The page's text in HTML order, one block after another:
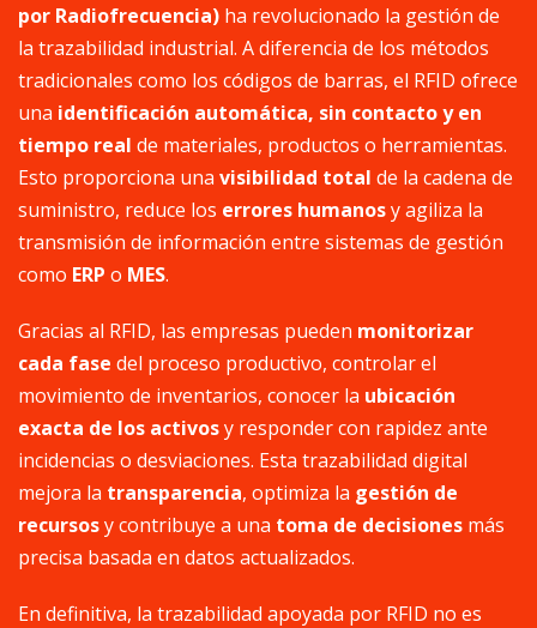
por Radiofrecuencia) ha revolucionado la gestión de
la trazabilidad industrial. A diferencia de los métodos
tradicionales como los códigos de barras, el RFID ofrece
una identificación automática, sin contacto y en
tiempo real de materiales, productos o herramientas.
Esto proporciona una visibilidad total de la cadena de
suministro, reduce los errores humanosy agiliza la
transmisión de información entre sistemas de gestión
como ERP o MES.
Gracias al RFID, las empresas pueden monitorizar
cada fase del proceso productivo, controlar el
movimiento de inventarios, conocer la ubicación
exacta de los activosy responder con rapidez ante
incidencias o desviaciones. Esta trazabilidad digital
mejora la transparencia, optimiza la gestión de
recursosy contribuye a una toma de decisiones más
precisa basada en datos actualizados.
En definitiva, la trazabilidad apoyada por RFID no es